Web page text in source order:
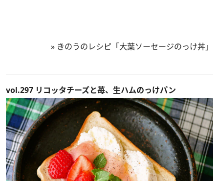
» きのうのレシピ「大葉ソーセージのっけ丼」
vol.297 リコッタチーズと苺、生ハムのっけパン